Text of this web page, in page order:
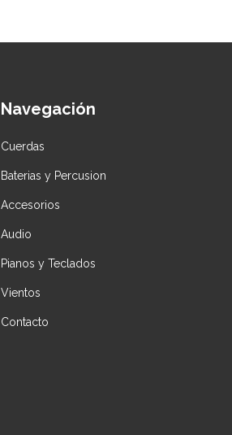
Navegación
Cuerdas
Baterias y Percusion
Accesorios
Audio
Pianos y Teclados
Vientos
Contacto